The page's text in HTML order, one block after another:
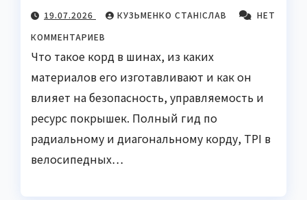
19.07.2026 КУЗЬМЕНКО СТАНІСЛАВ
НЕТ
КОММЕНТАРИЕВ
Что такое корд в шинах, из каких
материалов его изготавливают и как он
влияет на безопасность, управляемость и
ресурс покрышек. Полный гид по
радиальному и диагональному корду, TPI в
велосипедных…